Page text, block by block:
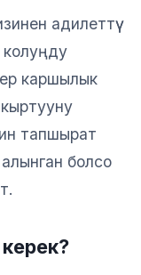
адилеттүү
колуңду
каршылык
тапшырат
болсо